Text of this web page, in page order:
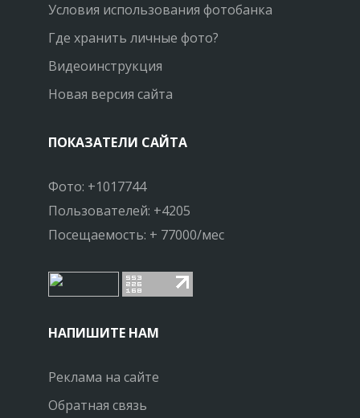
Условия использования фотобанка
Где хранить личные фото?
Видеоинструкция
Новая версия сайта
ПОКАЗАТЕЛИ САЙТА
Фото: +1017744
Пользователей: +4205
Посещаемость: + 77000/мес
НАПИШИТЕ НАМ
Реклама на сайте
Обратная связь